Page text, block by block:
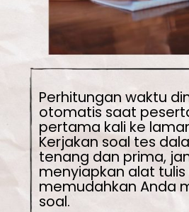
Perhitungan waktu
otomatis saat
pertama kali ke
Kerjakan soal tes
tenang dan prima,
menyiapkan alat
memudahkan Anda
soal.